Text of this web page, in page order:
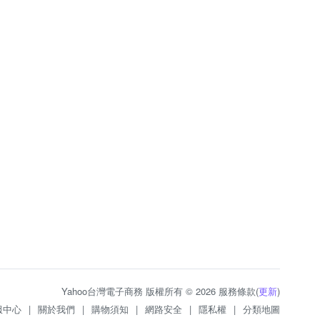
Yahoo台灣電子商務 版權所有 © 2026 服務條款(更新)
中心 | 關於我們 | 購物須知 | 網路安全 | 隱私權 | 分類地圖